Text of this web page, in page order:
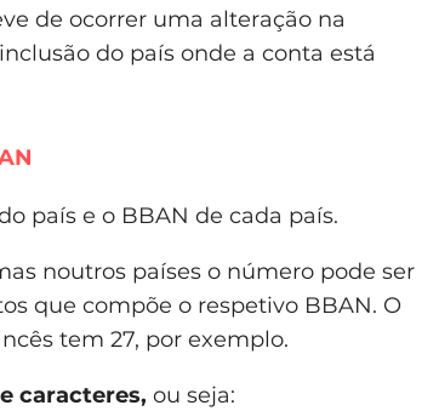
de ocorrer uma alteração na
do país onde a conta está
país e o BBAN de cada país.
noutros países o número pode ser
que compõe o respetivo BBAN. O
tem 27, por exemplo.
caracteres, ou seja: